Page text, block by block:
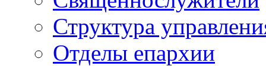
Структура
Отделы епархии